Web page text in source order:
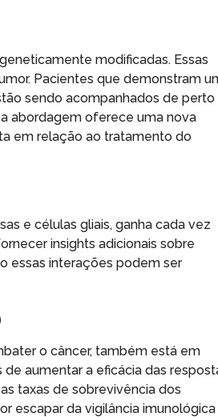
modificadas. Essas
Pacientes que demonstram
sendo acompanhados de perto
abordagem oferece uma nova
em relação ao tratamento do
e células gliais, ganha cada vez
insights adicionais sobre
essas interações podem ser
o câncer, também está em
aumentar a eficácia das
taxas de sobrevivência dos
escapar da vigilância imunológica